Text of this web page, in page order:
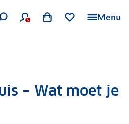
Menu
– Wat moet je